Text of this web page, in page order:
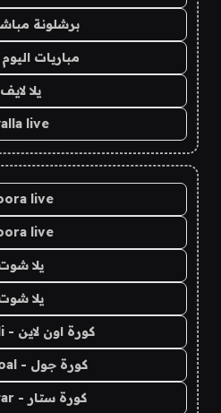
برشلونة
مباريات
يلا لايف
live
live
live
يلا
يلا
كورة اون لاين - kora onli
كورة جول - kora goal
كورة ستار - kora star